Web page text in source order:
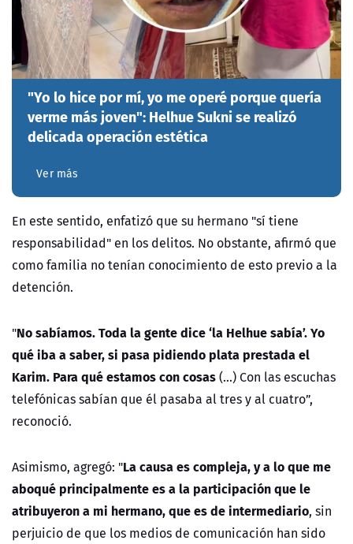
"Yo lo hice por mí, yo me operé porque quería
verme más joven": Helhue Sukni se realizó
delicada operación estética
Ver más
En este sentido, enfatizó que su hermano "sí tiene
responsabilidad" en los delitos. No obstante, afirmó que
como familia no tenían conocimiento de esto previo a la
detención.
"No sabíamos. Toda la gente dice ‘la Helhue sabía’.Yo
qué iba a saber, si pasa pidiendo plata prestada el
Karim. Para qué estamos con cosas(…) Con las escuchas
telefónicas sabían que él pasaba al tres y al cuatro”,
reconoció.
Asimismo, agregó: "La causa es compleja, y a lo que me
aboqué principalmente es a la participación que le
atribuyeron a mi hermano, que es de intermediario, sin
perjuicio de que los medios de comunicación han sido